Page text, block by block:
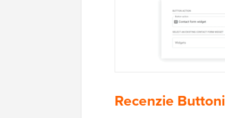
Recenzie